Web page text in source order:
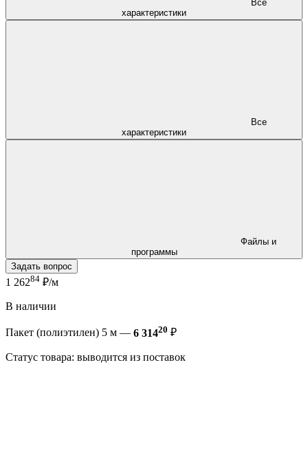
характеристики
характеристики
программы
Задать вопрос
1 26284 ₽/м
В наличии
Пакет (полиэтилен) 5 м — 6 31420 ₽
Статус товара: выводится из поставок